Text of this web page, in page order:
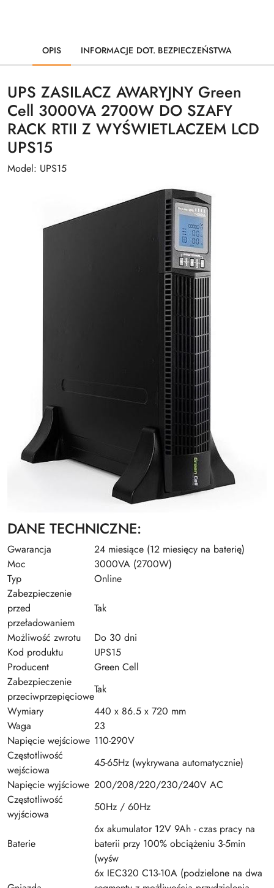
OPIS INFORMACJE DOT. BEZPIECZEŃSTWA
UPS ZASILACZ AWARYJNY Green
Cell 3000VA 2700W DO SZAFY
RACK RTII Z WYŚWIETLACZEM LCD
UPS15
Model: UPS15
DANE TECHNICZNE:
Gwarancja
24 miesiące (12 miesięcy na baterię)
Moc
3000VA (2700W)
Typ
Online
Zabezpieczenie
przed
przeładowaniem
Tak
Możliwość zwrotu
Do 30 dni
Kod produktu
UPS15
Producent
Green Cell
Zabezpieczenie
przeciwprzepięciowe
Tak
Wymiary
440 x 86.5 x 720 mm
Waga
23
Napięcie wejściowe 110-290V
Częstotliwość
wejściowa
45-65Hz (wykrywana automatycznie)
Napięcie wyjściowe 200/208/220/230/240V AC
Częstotliwość
wyjściowa
50Hz / 60Hz
Baterie
6x akumulator 12V 9Ah - czas pracy na
baterii przy 100% obciążeniu 3-5min
(wyśw
6x IEC320 C13-10A (podzielone na dwa